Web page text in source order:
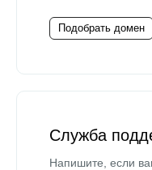
Подобрать домен
Служба
Напишите, если